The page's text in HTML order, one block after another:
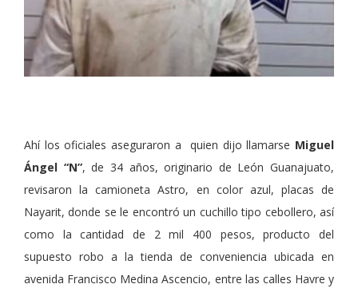
Ahí los oficiales aseguraron a quien dijo llamarse Miguel
Ángel “N”, de 34 años, originario de León Guanajuato,
revisaron la camioneta Astro, en color azul, placas de
Nayarit, donde se le encontró un cuchillo tipo cebollero, así
como la cantidad de 2 mil 400 pesos, producto del
supuesto robo a la tienda de conveniencia ubicada en
avenida Francisco Medina Ascencio, entre las calles Havre y